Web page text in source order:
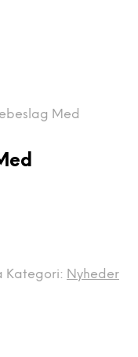
Med
Kategori: Nyheder